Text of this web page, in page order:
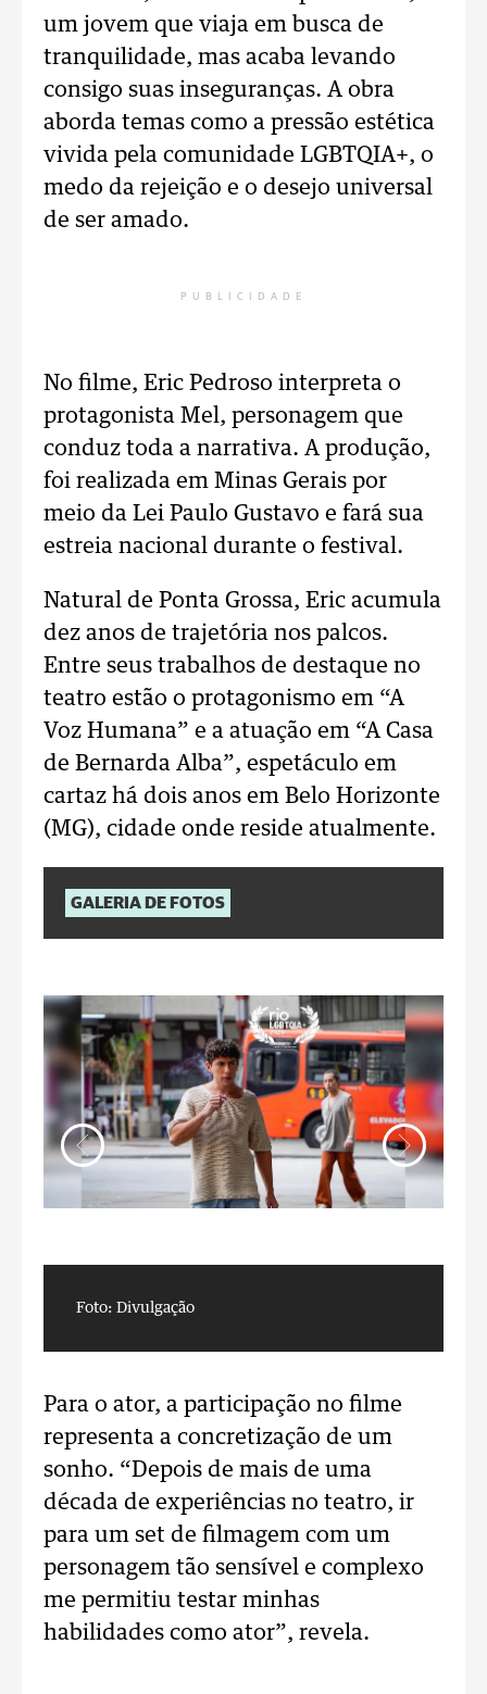
um jovem que viaja em busca de
tranquilidade, mas acaba levando
consigo suas inseguranças. A obra
aborda temas como a pressão estética
vivida pela comunidade LGBTQIA+, o
medo da rejeição e o desejo universal
de ser amado.
PUBLICIDADE
No filme, Eric Pedroso interpreta o
protagonista Mel, personagem que
conduz toda a narrativa. A produção,
foi realizada em Minas Gerais por
meio da Lei Paulo Gustavo e fará sua
estreia nacional durante o festival.
Natural de Ponta Grossa, Eric acumula
dez anos de trajetória nos palcos.
Entre seus trabalhos de destaque no
teatro estão o protagonismo em “A
Voz Humana” e a atuação em “A Casa
de Bernarda Alba”, espetáculo em
cartaz há dois anos em Belo Horizonte
(MG), cidade onde reside atualmente.
GALERIA DE FOTOS
Foto: Divulgação
Para o ator, a participação no filme
representa a concretização de um
sonho. “Depois de mais de uma
década de experiências no teatro, ir
para um set de filmagem com um
personagem tão sensível e complexo
me permitiu testar minhas
habilidades como ator”, revela.